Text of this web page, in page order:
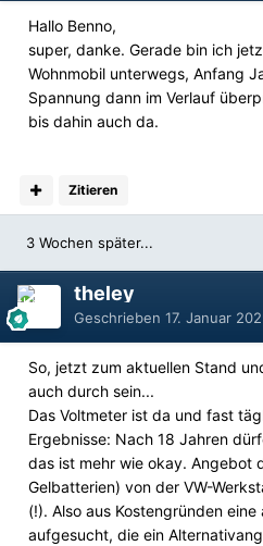
Hallo Benno,
super, danke. Gerade bin ich
Wohnmobil unterwegs, Anfang
Spannung dann im Verlauf
bis dahin auch da.
Zitieren
3 Wochen später...
theley
Geschrieben 17. Januar
So, jetzt zum aktuellen Stand
auch durch sein...
Das Voltmeter ist da und fast
Ergebnisse: Nach 18 Jahren
das ist mehr wie okay. Angebot
Gelbatterien) von der VW-
(!). Also aus Kostengründen
aufgesucht, die ein